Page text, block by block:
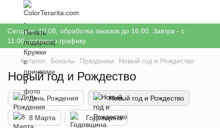
Сегодня, 10.08, обработка заказов до 16:00. Завтра - с
11:00, согласно графику.
Каталог Бокалы Праздники Новый год и Рождество
Новый год и Рождество
День Рождения Новый год и Рождество
8 Марта Годовщина